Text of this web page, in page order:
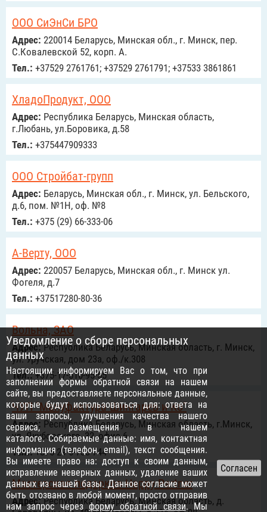
ООО СиЭнСи БРО
Адрес: 220014 Беларусь, Минская обл., г. Минск, пер.
С.Ковалевской 52, корп. А.
Тел.: +37529 2761761; +37529 2761791; +37533 3861861
ХладоПродукт, ООО
Адрес: Республика Беларусь, Минская область,
г.Любань, ул.Боровика, д.58
Тел.: +375447909333
ООО Стройбат-групп
Адрес: Беларусь, Минская обл., г. Минск, ул. Бельского,
д.6, пом. №1Н, оф. №8
Тел.: +375 (29) 66-333-06
А-Верту, ООО
Адрес: 220057 Беларусь, Минская обл., г. Минск ул.
Фогеля, д.7
Тел.: +37517280-80-36
Вольна, ЗАО
Адрес:Республика Беларусь, Минская область, г. Минск,
ул. Уручская, дом 23а, оф./к.308
Тел.:+375-17-510-95-55
ЧУП "Мануфактура Шингарев и Ко"
Адрес: Республика Беларусь, Минская область, г.Минск,
ул. Якубовского, 32, офис 6
Тел.:+375 29 6-733-744
Мастерская подарков Happy Partner
Адрес:Республика Беларусь, Минская область, д.
Уведомление о сборе персональных
данных
Настоящим информируем Вас о том, что при
заполнении формы обратной связи на нашем
сайте, вы предоставляете персональные данные,
которые будут использоваться для: ответа на
ваши запросы, улучшения качества нашего
сервиса, размещения в нашем
каталоге. Собираемые данные: имя, контактная
информация (телефон, email), текст сообщения.
Вы имеете право на: доступ к своим данным,
исправление неверных данных, удаление ваших
данных из нашей базы. Данное согласие может
быть отозвано в любой момент, просто отправив
нам запрос черезформу обратной связи. Мы